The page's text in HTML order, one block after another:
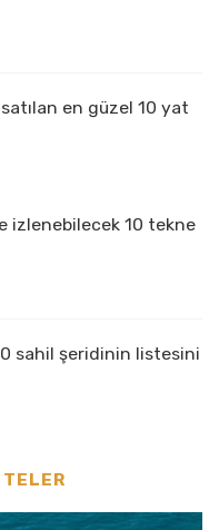
en güzel 10 yat
izlenebilecek 10 tekne
sahil şeridinin listesini